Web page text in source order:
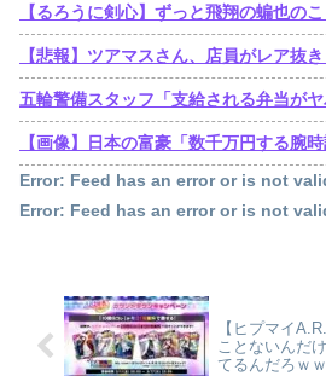
【るろうに剣心】ずっと飛翔の蝙也の
【悲報】ツアマスさん、店員がレア抜
五輪警備スタッフ「支給される弁当が
Error: Feed has an error or is not
Error: Feed has an error or is not
【ヒプマイ
ことないんだ
てるんだろｗｗ